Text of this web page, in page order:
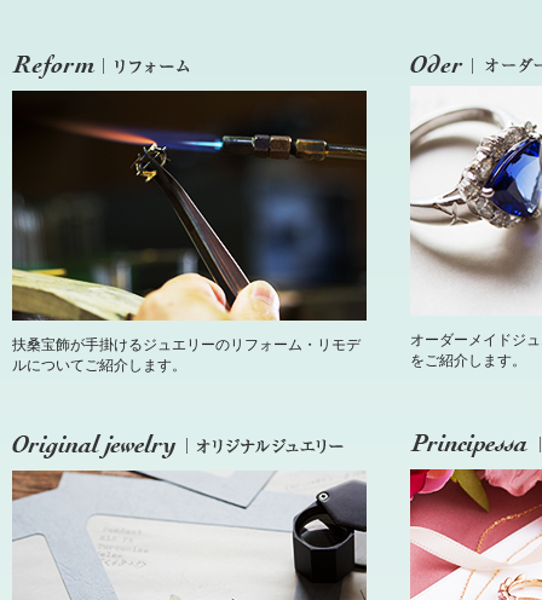
扶桑宝飾が手掛けるジュエリーのリフォーム・リモデ
ルについてご紹介します。
オーダーメイドジ
をご紹介します。